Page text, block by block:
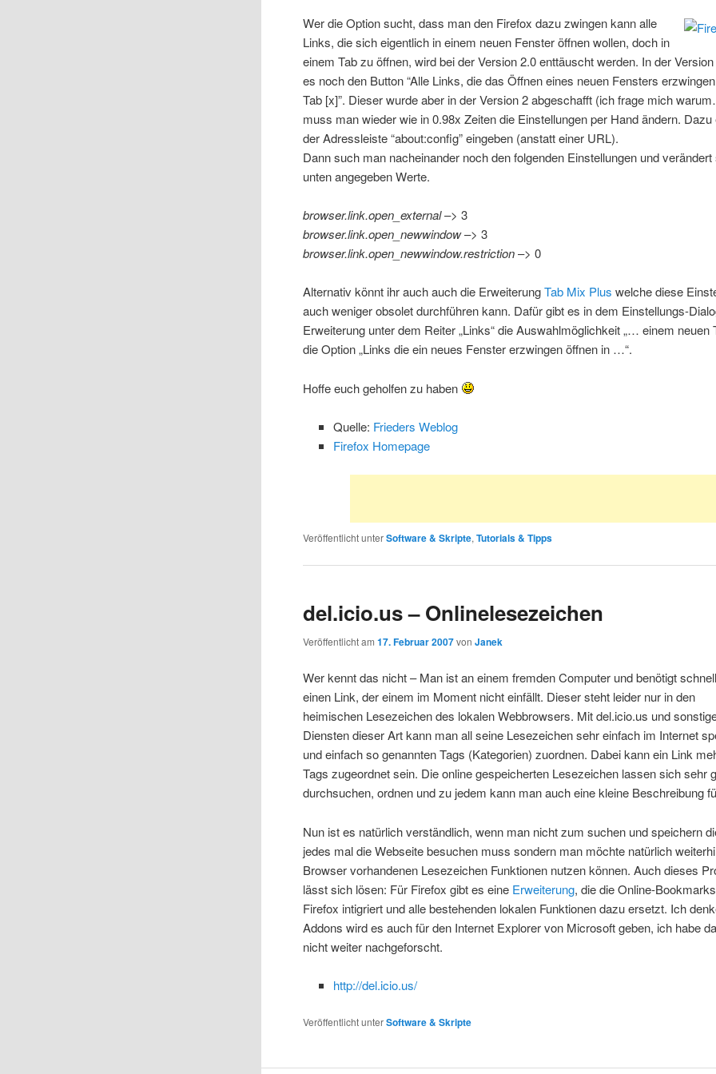
Wer die Option sucht, dass man den Firefox dazu zwingen kann alle
Links, die sich eigentlich in einem neuen Fenster öffnen wollen, doch in
einem Tab zu öffnen, wird bei der Version 2.0 enttäuscht werden. In der
es noch den Button “Alle Links, die das Öffnen eines neuen Fensters
Tab [x]”. Dieser wurde aber in der Version 2 abgeschafft (ich frage mich
muss man wieder wie in 0.98x Zeiten die Einstellungen per Hand ändern. Dazu
der Adressleiste “about:config” eingeben (anstatt einer URL).
Dann such man nacheinander noch den folgenden Einstellungen und
unten angegeben Werte.
browser.link.open_external–> 3
browser.link.open_newwindow–> 3
browser.link.open_newwindow.restriction–> 0
Alternativ könnt ihr auch auch die ErweiterungTab Mix Plus welche diese
auch weniger obsolet durchführen kann. Dafür gibt es in dem Einstellungs-
Erweiterung unter dem Reiter „Links“ die Auswahlmöglichkeit „… einem neuen
die Option „Links die ein neues Fenster erzwingen öffnen in …“.
Hoffe euch geholfen zu haben
Quelle: Frieders Weblog
Firefox Homepage
Veröffentlicht unter Software & Skripte,Tutorials & Tipps
del.icio.us – Onlinelesezeichen
Veröffentlicht am17. Februar 2007 vonJanek
Wer kennt das nicht – Man ist an einem fremden Computer und benötigt
einen Link, der einem im Moment nicht einfällt. Dieser steht leider nur in den
heimischen Lesezeichen des lokalen Webbrowsers. Mit del.icio.us und
Diensten dieser Art kann man all seine Lesezeichen sehr einfach im Internet
und einfach so genannten Tags (Kategorien) zuordnen. Dabei kann ein Link
Tags zugeordnet sein. Die online gespeicherten Lesezeichen lassen sich sehr
durchsuchen, ordnen und zu jedem kann man auch eine kleine Beschreibung
Nun ist es natürlich verständlich, wenn man nicht zum suchen und speichern
jedes mal die Webseite besuchen muss sondern man möchte natürlich
Browser vorhandenen Lesezeichen Funktionen nutzen können. Auch dieses
lässt sich lösen: Für Firefox gibt es eine Erweiterung, die die Online-
Firefox intigriert und alle bestehenden lokalen Funktionen dazu ersetzt. Ich
Addons wird es auch für den Internet Explorer von Microsoft geben, ich habe
nicht weiter nachgeforscht.
http://del.icio.us/
Veröffentlicht unter Software & Skripte